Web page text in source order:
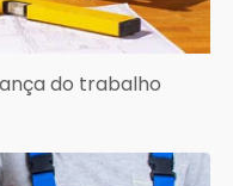
do trabalho